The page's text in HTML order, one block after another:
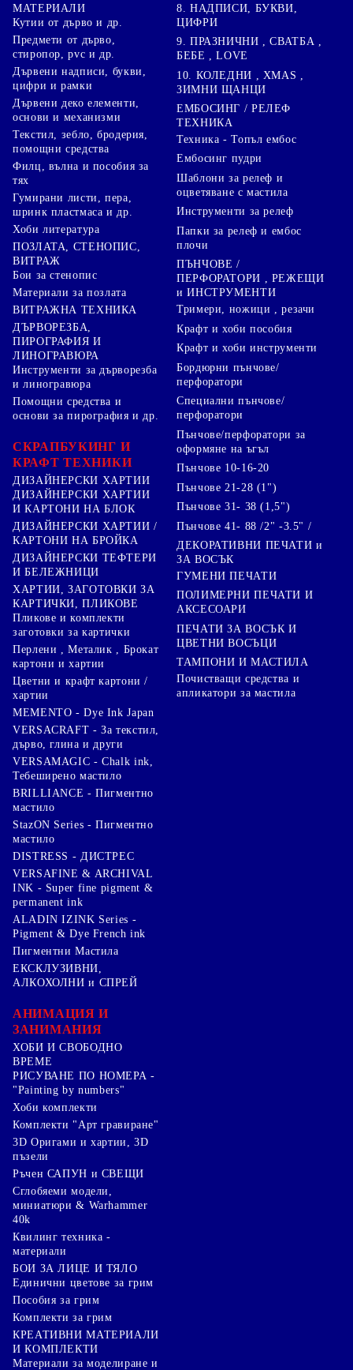
МАТЕРИАЛИ
Кутии от дърво и др.
Предмети от дърво,
стиропор, pvc и др.
Дървени надписи, букви,
цифри и рамки
Дървени деко елементи,
основи и механизми
Текстил, зебло, бродерия,
помощни средства
Филц, вълна и пособия за
тях
Гумирани листи, пера,
шринк пластмаса и др.
Хоби литература
ПОЗЛАТА, СТЕНОПИС,
ВИТРАЖ
Бои за стенопис
Материали за позлата
ВИТРАЖНА ТЕХНИКА
ДЪРВОРЕЗБА,
ПИРОГРАФИЯ И
ЛИНОГРАВЮРА
Инструменти за дърворезба
и линогравюра
Помощни средства и
основи за пирография и др.
СКРАПБУКИНГ И
КРАФТ ТЕХНИКИ
ДИЗАЙНЕРСКИ ХАРТИИ
ДИЗАЙНЕРСКИ ХАРТИИ
И КАРТОНИ НА БЛОК
ДИЗАЙНЕРСКИ ХАРТИИ /
КАРТОНИ НА БРОЙКА
ДИЗАЙНЕРСКИ ТЕФТЕРИ
И БЕЛЕЖНИЦИ
ХАРТИИ, ЗАГОТОВКИ ЗА
КАРТИЧКИ, ПЛИКОВЕ
Пликове и комплекти
заготовки за картички
Перлени , Металик , Брокат
картони и хартии
Цветни и крафт картони /
хартии
8. НАДПИСИ, БУКВИ,
ЦИФРИ
9. ПРАЗНИЧНИ , СВАТБА ,
БЕБЕ , LOVE
10. КОЛЕДНИ , XMAS ,
ЗИМНИ ЩАНЦИ
ЕМБОСИНГ / РЕЛЕФ
ТЕХНИКА
Техника - Топъл ембос
Ембосинг пудри
Шаблони за релеф и
оцветяване с мастила
Инструменти за релеф
Папки за релеф и ембос
плочи
ПЪНЧОВЕ /
ПЕРФОРАТОРИ , РЕЖЕЩИ
и ИНСТРУМЕНТИ
Тримери, ножици , резачи
Крафт и хоби пособия
Крафт и хоби инструменти
Бордюрни пънчове/
перфоратори
Специални пънчове/
перфоратори
Пънчове/перфоратори за
оформяне на ъгъл
Пънчове 10-16-20
Пънчове 21-28 (1")
Пънчове 31- 38 (1,5")
Пънчове 41- 88 /2" -3.5" /
ДЕКОРАТИВНИ ПЕЧАТИ и
ЗА ВОСЪК
ГУМЕНИ ПЕЧАТИ
ПОЛИМЕРНИ ПЕЧАТИ И
АКСЕСОАРИ
ПЕЧАТИ ЗА ВОСЪК И
ЦВЕТНИ ВОСЪЦИ
ТАМПОНИ И МАСТИЛА
Почистващи средства и
апликатори за мастила
MEMENTO - Dye Ink Japan
VERSACRAFT - За текстил,
дърво, глина и други
VERSAMAGIC - Chalk ink,
Тебеширено мастило
BRILLIANCE - Пигментно
мастило
StazON Series - Пигментно
мастило
DISTRESS - ДИСТРЕС
VERSAFINE & ARCHIVAL
INK - Super fine pigment &
permanent ink
ALADIN IZINK Series -
Pigment & Dye French ink
Пигментни Мастила
ЕКСКЛУЗИВНИ,
АЛКОХОЛНИ и СПРЕЙ
АНИМАЦИЯ И
ЗАНИМАНИЯ
ХОБИ И СВОБОДНО
ВРЕМЕ
РИСУВАНЕ ПО НОМЕРА -
"Painting by numbers"
Хоби комплекти
Комплекти "Арт гравиране"
3D Оригами и хартии, 3D
пъзели
Ръчен САПУН и СВЕЩИ
Сглобяеми модели,
миниатюри & Warhammer
40k
Квилинг техника -
материали
БОИ ЗА ЛИЦЕ И ТЯЛО
Единични цветове за грим
Пособия за грим
Комплекти за грим
КРЕАТИВНИ МАТЕРИАЛИ
И КОМПЛЕКТИ
Mатериали за моделиране и